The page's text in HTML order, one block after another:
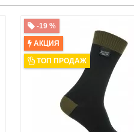
-19 %
АКЦИЯ
ТОП ПРОДАЖ